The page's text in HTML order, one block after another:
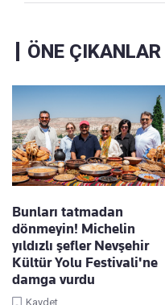
ÖNE ÇIKANLAR
Bunları tatmadan
dönmeyin! Michelin
yıldızlı şefler Nevşehir
Kültür Yolu Festivali'ne
damga vurdu
Kaydet